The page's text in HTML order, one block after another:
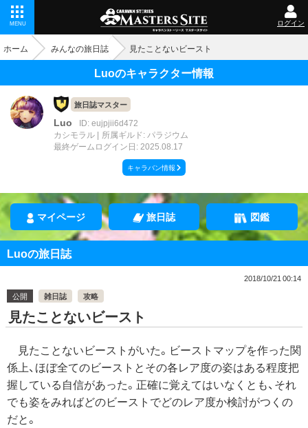
MENU ログイン
ホーム みんなの旅日誌 見たことないビースト
Luoのキャラクター情報
旅日誌マスター
Luo
ID: eujpjii6d472
カシモラル
所属ギルド: パラジウム
最終ゲームログイン日: 2025.08.17
キャラバン情報
マイページ 旅日誌 図鑑
Luoの旅日誌
2018/10/21 00:14
公開
雑日誌 攻略
見たことないビースト
見たことないビーストがいた。ビーストマップを作った関
係上、ほぼ全てのビーストとその各レア度の姿はある程度把
握している自信があった。正確に覚えてはいなくとも、それ
でも姿をみればどのビーストでどのレア度か検討がつくの
だと。